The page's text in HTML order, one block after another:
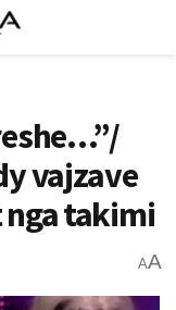
vajzave
takimi
AA